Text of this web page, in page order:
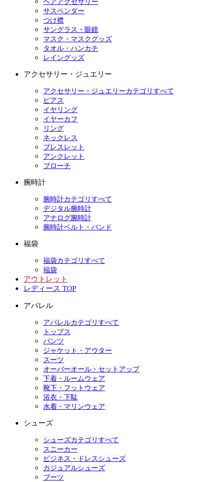
ヘアアクセサリー
サスペンダー
つけ襟
サングラス・眼鏡
マスク・マスクグッズ
タオル・ハンカチ
レイングッズ
アクセサリー・ジュエリー
アクセサリー・ジュエリーカテゴリすべて
ピアス
イヤリング
イヤーカフ
リング
ネックレス
ブレスレット
アンクレット
ブローチ
腕時計
腕時計カテゴリすべて
デジタル腕時計
アナログ腕時計
腕時計ベルト・バンド
福袋
福袋カテゴリすべて
福袋
アウトレット
レディース TOP
アパレル
アパレルカテゴリすべて
トップス
パンツ
ジャケット・アウター
スーツ
オーバーオール・セットアップ
下着・ルームウェア
靴下・フットウェア
浴衣・下駄
水着・マリンウェア
シューズ
シューズカテゴリすべて
スニーカー
ビジネス・ドレスシューズ
カジュアルシューズ
ブーツ